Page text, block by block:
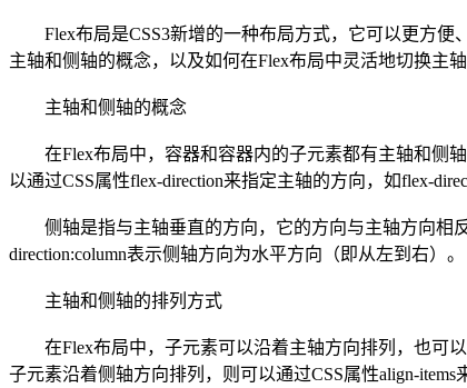
Flex布局是CSS3新增的一种布局方式，它可以更方便
主轴和侧轴的概念，以及如何在Flex布局中灵活地切换主轴
主轴和侧轴的概念
在Flex布局中，容器和容器内的子元素都有主轴和侧轴
以通过CSS属性flex-direction来指定主轴的方向，如flex-
侧轴是指与主轴垂直的方向，它的方向与主轴方向相反
direction:column表示侧轴方向为水平方向（即从左到右）。
主轴和侧轴的排列方式
在Flex布局中，子元素可以沿着主轴方向排列，也可以
子元素沿着侧轴方向排列，则可以通过CSS属性align-items